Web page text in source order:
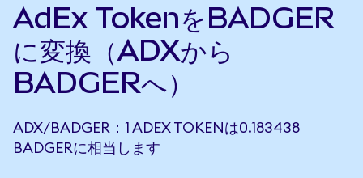
AdEx TokenをBADGER
に変換（ADXから
BADGERへ）
ADX/BADGER：1 ADEX TOKENは0.183438
BADGERに相当します